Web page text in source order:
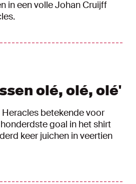
in een volle Johan Cruijff
olé, olé, olé'
betekende voor
goal in het shirt
keer juichen in veertien